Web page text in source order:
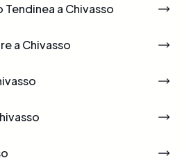
a Chivasso
a Chivasso